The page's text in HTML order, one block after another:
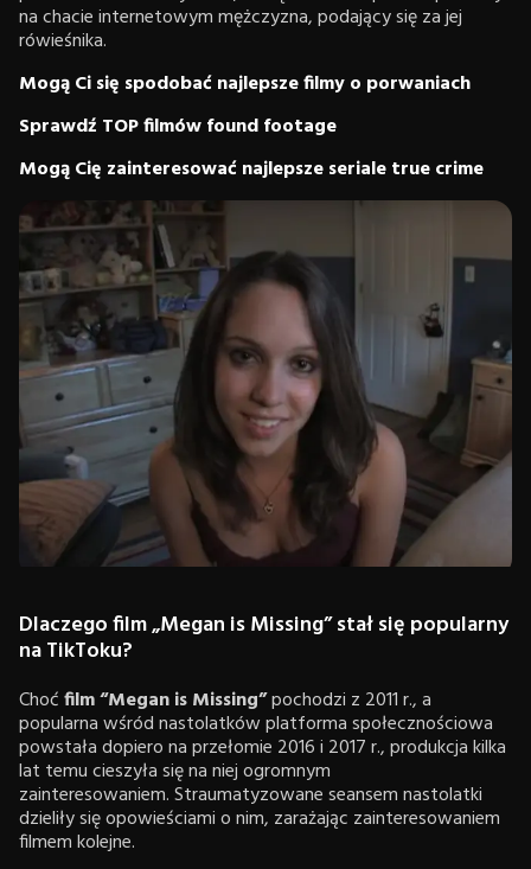
na chacie internetowym mężczyzna, podający się za jej
rówieśnika.
Mogą Ci się spodobać najlepsze filmy o porwaniach
Sprawdź TOP filmów found footage
Mogą Cię zainteresować najlepsze seriale true crime
Dlaczego film „Megan is Missing” stał się popularny
na TikToku?
Choćfilm “Megan is Missing”pochodzi z 2011 r., a
popularna wśród nastolatków platforma społecznościowa
powstała dopiero na przełomie 2016 i 2017 r., produkcja kilka
lat temu cieszyła się na niej ogromnym
zainteresowaniem. Straumatyzowane seansem nastolatki
dzieliły się opowieściami o nim, zarażając zainteresowaniem
filmem kolejne.